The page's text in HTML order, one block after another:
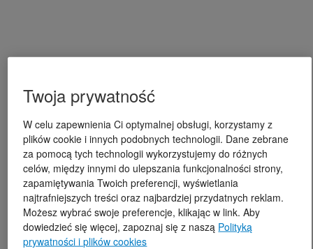
Twoja prywatność
W celu zapewnienia Ci optymalnej obsługi, korzystamy z
plików cookie i innych podobnych technologii. Dane zebrane
za pomocą tych technologii wykorzystujemy do różnych
celów, między innymi do ulepszania funkcjonalności strony,
zapamiętywania Twoich preferencji, wyświetlania
najtrafniejszych treści oraz najbardziej przydatnych reklam.
Możesz wybrać swoje preferencje, klikając w link. Aby
dowiedzieć się więcej, zapoznaj się z naszą Polityką
prywatności i plików cookies